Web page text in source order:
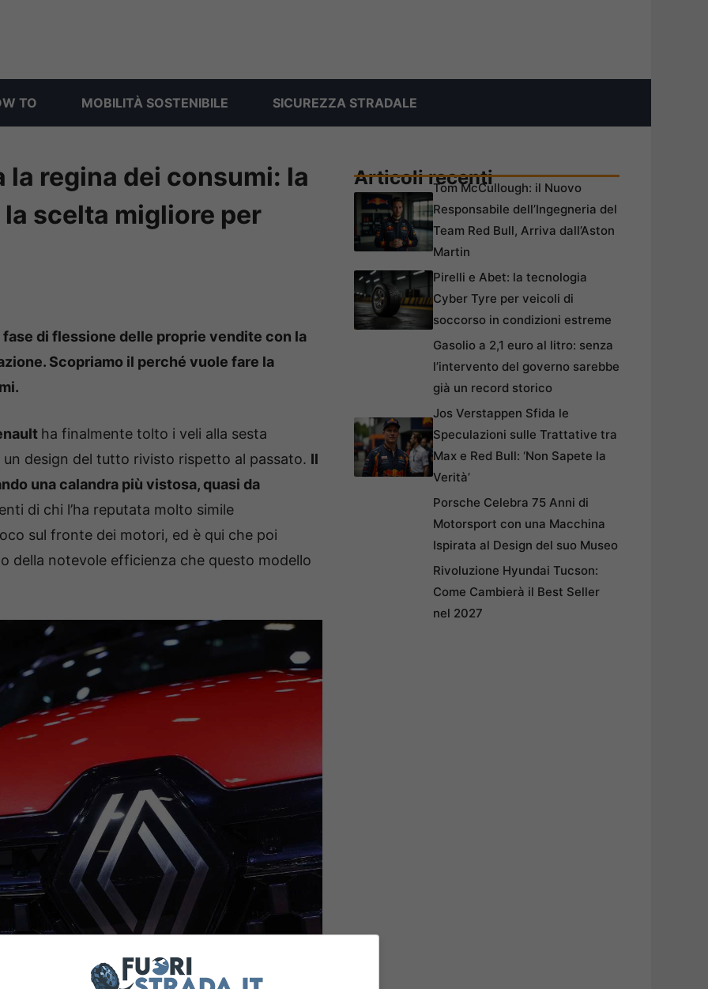
TO MOBILITÀ SOSTENIBILE SICUREZZA STRADALE
la regina dei consumi: la
scelta migliore per
di flessione delle proprie vendite con la
Scopriamo il perché vuole fare la
ha finalmente tolto i veli alla sesta
design del tutto rivisto rispetto al passato. Il
una calandra più vistosa, quasi da
di chi l’ha reputata molto simile
sul fronte dei motori, ed è qui che poi
della notevole efficienza che questo modello
Articoli recentiTom McCullough: il Nuovo
Responsabile dell’Ingegneria del
Team Red Bull, Arriva dall’Aston
Martin
Pirelli e Abet: la tecnologia
Cyber Tyre per veicoli di
soccorso in condizioni estreme
Gasolio a 2,1 euro al litro: senza
l’intervento del governo sarebbe
già un record storico
Jos Verstappen Sfida le
Speculazioni sulle Trattative tra
Max e Red Bull: ‘Non Sapete la
Verità’
Porsche Celebra 75 Anni di
Motorsport con una Macchina
Ispirata al Design del suo Museo
Rivoluzione Hyundai Tucson:
Come Cambierà il Best Seller
nel 2027